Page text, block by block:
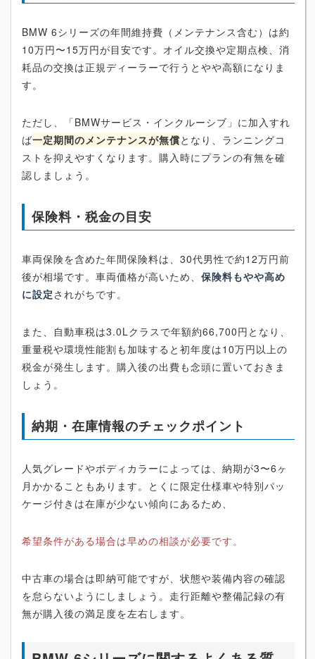
BMW 6シリーズの年間維持費（メンテナンス含む）は約
10万円〜15万円が目安です。オイル交換や定期点検、消
耗品の交換は正規ディーラーで行うとやや高額になりま
す。
ただし、「BMWサービス・インクルーシブ」に加入すれ
ば一定期間のメンテナンスが無償となり、ランニングコ
ストを抑えやすくなります。購入時にプランの有無を確
認しましょう。
保険料・税金の目安
車両保険を含めた年間保険料は、30代男性で約12万円前
後が相場です。車両価格が高いため、 保険料もやや高め
に設定されがちです。
また、自動車税は3.0Lクラスで年額約66,700円となり、
重量税や環境性能割も加味すると初年度は10万円以上の
税金が発生します。購入後の出費も念頭に置いておきま
しょう。
納期・在庫情報のチェックポイント
人気グレードやボディカラーによっては、納期が3〜6ヶ
月かかることもあります。とくに限定仕様車や特別パッ
ケージ付きは在庫が少ない傾向にあるため、
希望条件がある場合は早めの相談が必要です。
中古車の場合は即納可能ですが、状態や装備内容の確認
を怠らないようにしましょう。走行距離や整備記録の有
無が購入後の満足度を左右します。